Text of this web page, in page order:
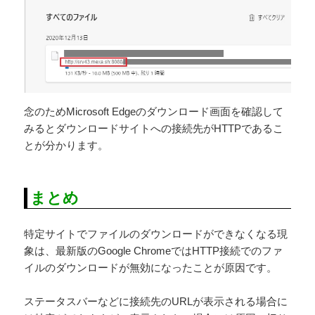
念のためMicrosoft Edgeのダウンロード画面を確認して
みるとダウンロードサイトへの接続先がHTTPであるこ
とが分かります。
まとめ
特定サイトでファイルのダウンロードができなくなる現
象は、最新版のGoogle ChromeではHTTP接続でのファ
イルのダウンロードが無効になったことが原因です。
ステータスバーなどに接続先のURLが表示される場合に